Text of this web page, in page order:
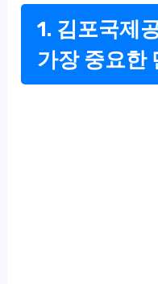
1. 김포국제
가장 중요한